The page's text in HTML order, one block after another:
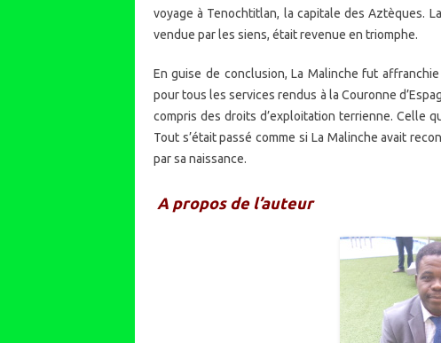
voyage à Tenochtitlan, la capitale des Aztèques.
vendue par les siens, était revenue en triomphe.
En guise de conclusion, La Malinche fut
pour tous les services rendus à la Couronne
compris des droits d’exploitation terrienne. Celle
Tout s’était passé comme si La Malinche avait
par sa naissance.
A propos de l’auteur